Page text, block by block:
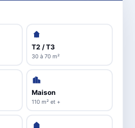
T2 / T3
30 à 70 m²
Maison
110 m² et +